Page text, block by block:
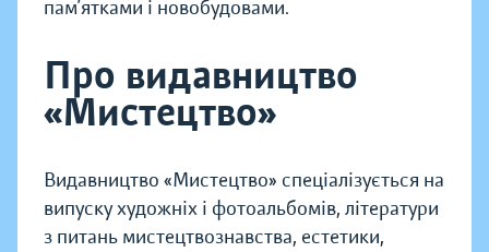
пам’ятками і новобудовами.
Про видавництво
«Мистецтво»
Видавництво «Мистецтво» спеціалізується на
випуску художніх і фотоальбомів, літератури
з питань мистецтвознавства, естетики,